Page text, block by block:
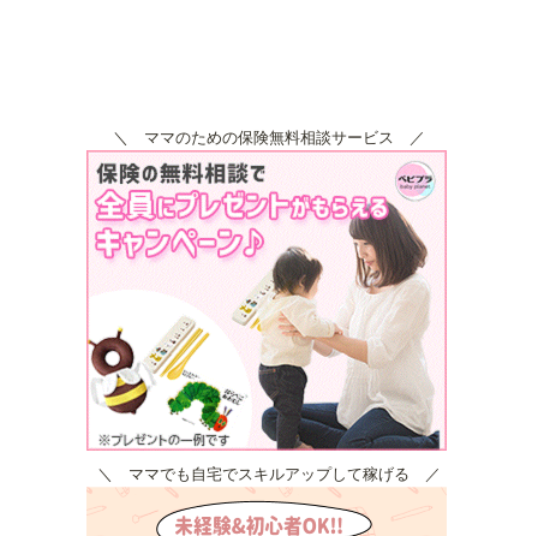
＼ ママのための保険無料相談サービス ／
＼ ママでも自宅でスキルアップして稼げる ／